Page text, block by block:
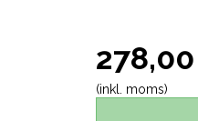
(inkl. moms)